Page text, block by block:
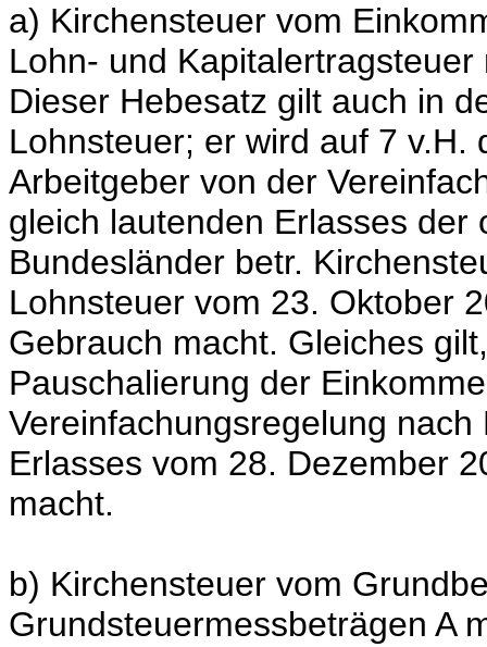
a) Kirchensteuer vom
Lohn- und
Dieser Hebesatz gilt auch in
Lohnsteuer; er wird auf 7
Arbeitgeber von der
gleich lautenden Erlasses
Bundesländer betr.
Lohnsteuer vom 23. Oktober
Gebrauch macht. Gleiches
Pauschalierung der
Vereinfachungsregelung
Erlasses vom 28. Dezember
macht.
b) Kirchensteuer vom
Grundsteuermessbeträgen A